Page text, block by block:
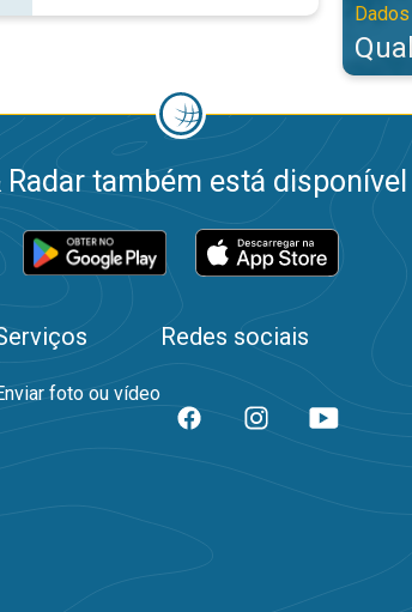
Radar também está
foto ou vídeo
Redes sociais